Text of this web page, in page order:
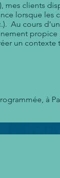
mes clients
lorsque les
Au cours
un
à